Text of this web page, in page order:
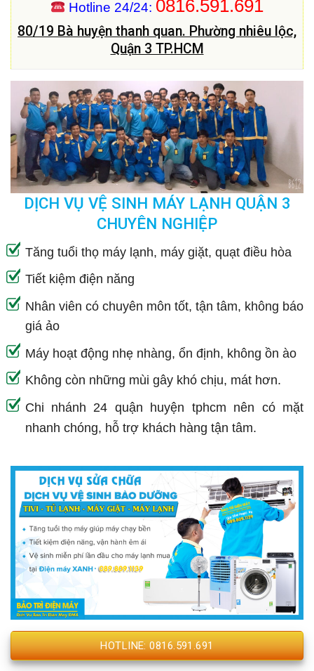
Hotline 24/24: 0816.591.691
80/19 Bà huyện thanh quan. Phường nhiêu lộc,
Quận 3 TP.HCM
DỊCH VỤ VỆ SINH MÁY LẠNH QUẬN 3
CHUYÊN NGHIỆP
Tăng tuổi thọ máy lạnh, máy giặt, quạt điều hòa
Tiết kiệm điện năng
Nhân viên có chuyên môn tốt, tận tâm, không báo
giá ảo
Máy hoạt động nhẹ nhàng, ổn định, không ồn ào
Không còn những mùi gây khó chịu, mát hơn.
Chi nhánh 24 quận huyện tphcm nên có mặt
nhanh chóng, hỗ trợ khách hàng tận tâm.
HOTLINE: 0816.591.691